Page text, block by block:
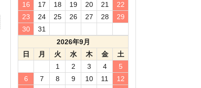
16
17 18 19 20 21
22
23
24 25 26 27 28
29
30
31
2026年9月
日
月 火 水 木 金
土
1
2 3 4
5
6
7 8 9 10 11
12